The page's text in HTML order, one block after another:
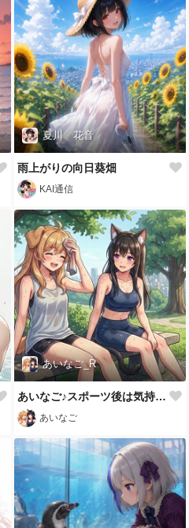
夏川 花音
雨上がりの向日葵畑
KAI通信
あいなご_R
あいなご♪スポーツ後は気持ちいいけど汗だくだね💦
あいなご